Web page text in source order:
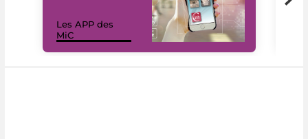
Les APP des
MiC